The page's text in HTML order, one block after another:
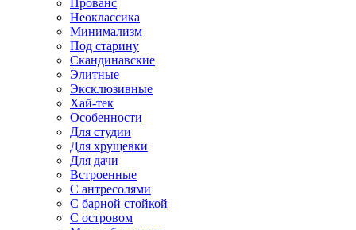
Прованс
Неоклассика
Минимализм
Под старину
Скандинавские
Элитные
Эксклюзивные
Хай-тек
Особенности
Для студии
Для хрущевки
Для дачи
Встроенные
С антресолями
С барной стойкой
С островом